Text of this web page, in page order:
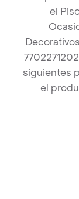
el
siguientes
el